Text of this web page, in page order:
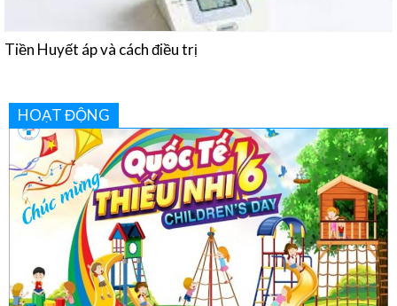
Chế độ ăn của người bệnh Đái tháo đường
HOẠT ĐỘNG